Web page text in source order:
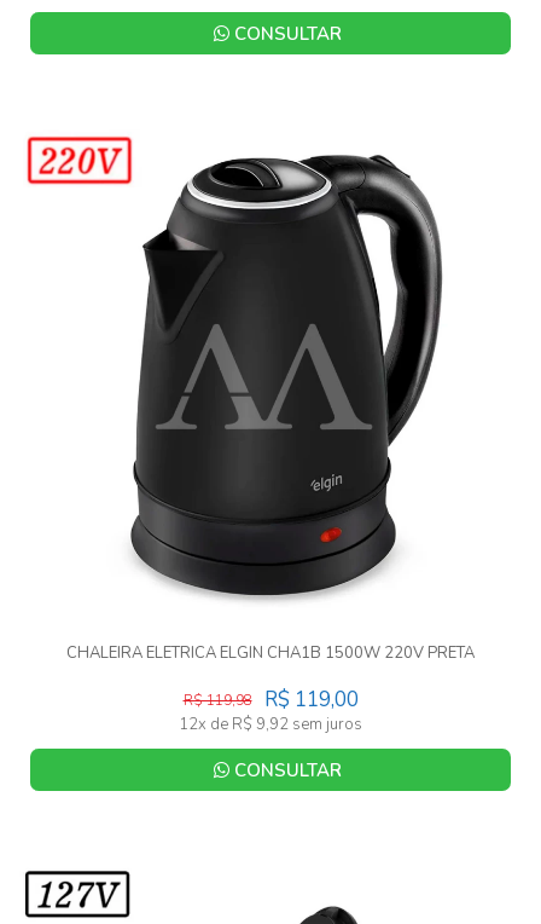
CONSULTAR
CHALEIRA ELETRICA ELGIN CHA1B 1500W 220V PRETA
R$ 119,00
R$ 119,98
12x de R$ 9,92 sem juros
CONSULTAR